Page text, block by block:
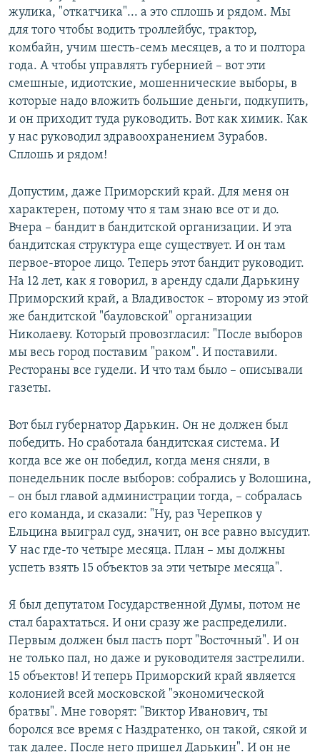
жулика, "откатчика"... а это сплошь и рядом. Мы
для того чтобы водить троллейбус, трактор,
комбайн, учим шесть-семь месяцев, а то и полтора
года. А чтобы управлять губернией – вот эти
смешные, идиотские, мошеннические выборы, в
которые надо вложить большие деньги, подкупить,
и он приходит туда руководить. Вот как химик. Как
у нас руководил здравоохранением Зурабов.
Сплошь и рядом!
Допустим, даже Приморский край. Для меня он
характерен, потому что я там знаю все от и до.
Вчера – бандит в бандитской организации. И эта
бандитская структура еще существует. И он там
первое-второе лицо. Теперь этот бандит руководит.
На 12 лет, как я говорил, в аренду сдали Дарькину
Приморский край, а Владивосток – второму из этой
же бандитской "бауловской" организации
Николаеву. Который провозгласил: "После выборов
мы весь город поставим "раком". И поставили.
Рестораны все гудели. И что там было – описывали
газеты.
Вот был губернатор Дарькин. Он не должен был
победить. Но сработала бандитская система. И
когда все же он победил, когда меня сняли, в
понедельник после выборов: собрались у Волошина,
– он был главой администрации тогда, – собралась
его команда, и сказали: "Ну, раз Черепков у
Ельцина выиграл суд, значит, он все равно высудит.
У нас где-то четыре месяца. План – мы должны
успеть взять 15 объектов за эти четыре месяца".
Я был депутатом Государственной Думы, потом не
стал барахтаться. И они сразу же распределили.
Первым должен был пасть порт "Восточный". И он
не только пал, но даже и руководителя застрелили.
15 объектов! И теперь Приморский край является
колонией всей московской "экономической
братвы". Мне говорят: "Виктор Иванович, ты
боролся все время с Наздратенко, он такой, сякой и
так далее. После него пришел Дарькин". И он не